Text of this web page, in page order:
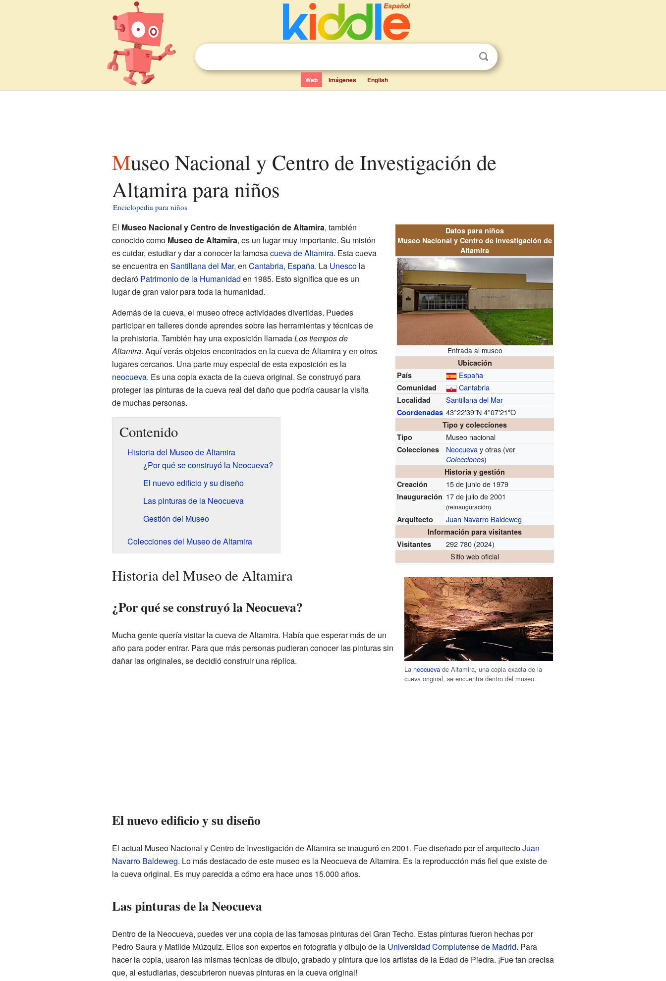
Web Imágenes English
Museo Nacional y Centro de Investigación de
Altamira para niños
Enciclopedia para niños
Datos para niños
Museo Nacional y Centro de Investigación de
Altamira
Entrada al museo
Ubicación
País
España
Comunidad Cantabria
Localidad Santillana del Mar
Coordenadas 43°22′39″N 4°07′21″O
Tipo y colecciones
Tipo
Museo nacional
Colecciones Neocuevay otras (ver
Colecciones)
Historia y gestión
Creación
15 de junio de 1979
Inauguración 17 de julio de 2001
(reinauguración)
Arquitecto Juan Navarro Baldeweg
Información para visitantes
Visitantes
292 780 (2024)
Sitio web oficial
El Museo Nacional y Centro de Investigación de Altamira, también
conocido como Museo de Altamira, es un lugar muy importante. Su misión
es cuidar, estudiar y dar a conocer la famosacueva de Altamira. Esta cueva
se encuentra en Santillana del Mar, en Cantabria, España. La Unescola
declaró Patrimonio de la Humanidad en 1985. Esto significa que es un
lugar de gran valor para toda la humanidad.
Laneocueva de Altamira, una copia exacta de la
cueva original, se encuentra dentro del museo.
Además de la cueva, el museo ofrece actividades divertidas. Puedes
participar en talleres donde aprendes sobre las herramientas y técnicas de
la prehistoria. También hay una exposición llamadaLos tiempos de
Altamira. Aquí verás objetos encontrados en la cueva de Altamira y en otros
lugares cercanos. Una parte muy especial de esta exposición es la
neocueva. Es una copia exacta de la cueva original. Se construyó para
proteger las pinturas de la cueva real del daño que podría causar la visita
de muchas personas.
Contenido
Historia del Museo de Altamira
¿Por qué se construyó la Neocueva?
El nuevo edificio y su diseño
Las pinturas de la Neocueva
Gestión del Museo
Colecciones del Museo de Altamira
Historia del Museo de Altamira
¿Por qué se construyó la Neocueva?
Mucha gente quería visitar la cueva de Altamira. Había que esperar más de un
año para poder entrar. Para que más personas pudieran conocer las pinturas sin
dañar las originales, se decidió construir una réplica.
El nuevo edificio y su diseño
El actual Museo Nacional y Centro de Investigación de Altamira se inauguró en 2001. Fue diseñado por el arquitectoJuan
Navarro Baldeweg. Lo más destacado de este museo es la Neocueva de Altamira. Es la reproducción más fiel que existe de
la cueva original. Es muy parecida a cómo era hace unos 15.000 años.
Las pinturas de la Neocueva
Dentro de la Neocueva, puedes ver una copia de las famosas pinturas del Gran Techo. Estas pinturas fueron hechas por
Pedro Saura y Matilde Múzquiz. Ellos son expertos en fotografía y dibujo de la Universidad Complutense de Madrid. Para
hacer la copia, usaron las mismas técnicas de dibujo, grabado y pintura que los artistas de la Edad de Piedra. ¡Fue tan precisa
que, al estudiarlas, descubrieron nuevas pinturas en la cueva original!